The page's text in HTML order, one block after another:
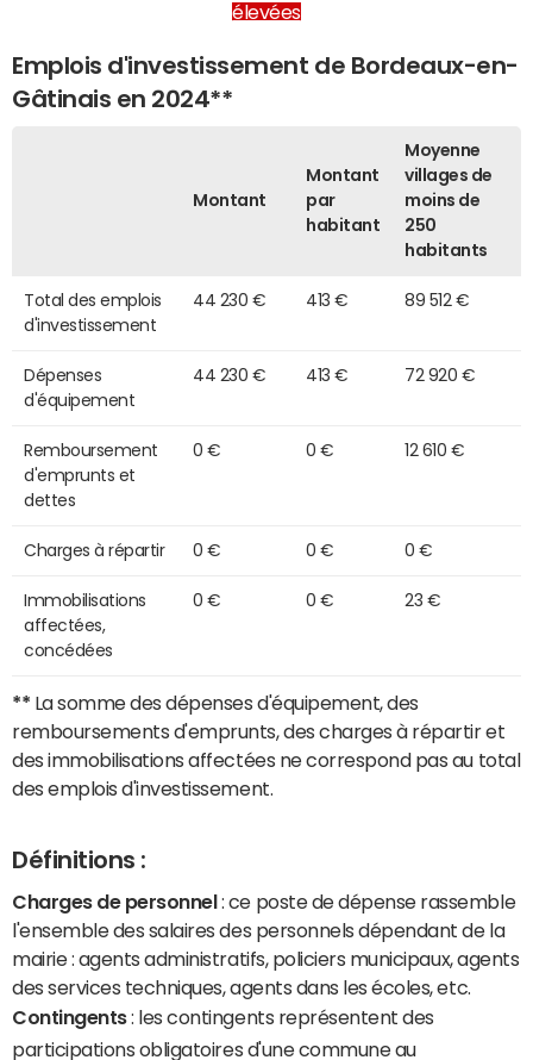
élevées
Emplois d'investissement de Bordeaux-en-
Gâtinais en 2024**
Montant
Montant
par
habitant
Moyenne
villages de
moins de
250
habitants
Total des emplois
d'investissement
44 230 € 413 € 89 512 €
Dépenses
d'équipement
44 230 € 413 € 72 920 €
Remboursement
d'emprunts et
dettes
0 € 0 € 12 610 €
Charges à répartir 0 € 0 € 0 €
Immobilisations
affectées,
concédées
0 € 0 € 23 €
** La somme des dépenses d'équipement, des
remboursements d'emprunts, des charges à répartir et
des immobilisations affectées ne correspond pas au total
des emplois d'investissement.
Définitions :
Charges de personnel : ce poste de dépense rassemble
l'ensemble des salaires des personnels dépendant de la
mairie : agents administratifs, policiers municipaux, agents
des services techniques, agents dans les écoles, etc.
Contingents: les contingents représentent des
participations obligatoires d'une commune au